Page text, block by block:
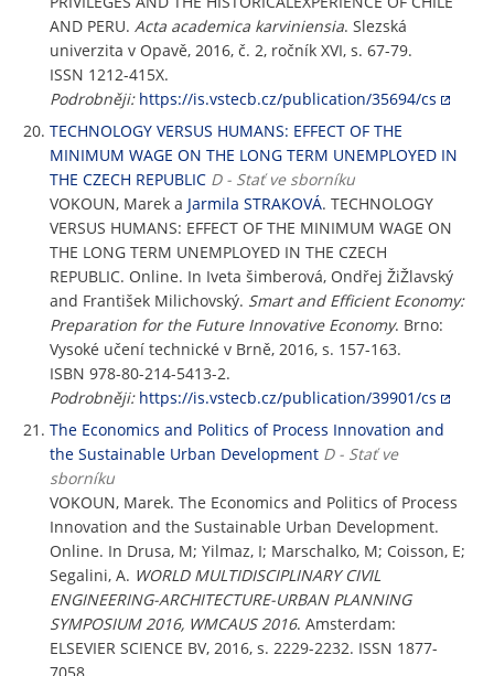
AND PERU. Acta academica karviniensia. Slezská
univerzita v Opavě, 2016, č. 2, ročník XVI, s. 67-79.
ISSN 1212-415X.
Podrobněji: https://is.vstecb.cz/publication/35694/cs
TECHNOLOGY VERSUS HUMANS: EFFECT OF THE
MINIMUM WAGE ON THE LONG TERM UNEMPLOYED IN
THE CZECH REPUBLIC D - Stať ve sborníku
VOKOUN, Marek a Jarmila STRAKOVÁ. TECHNOLOGY
VERSUS HUMANS: EFFECT OF THE MINIMUM WAGE ON
THE LONG TERM UNEMPLOYED IN THE CZECH
REPUBLIC. Online. In Iveta šimberová, Ondřej ŽiŽlavský
and František Milichovský. Smart and Efficient Economy:
Preparation for the Future Innovative Economy. Brno:
Vysoké učení technické v Brně, 2016, s. 157-163.
ISBN 978-80-214-5413-2.
Podrobněji: https://is.vstecb.cz/publication/39901/cs
The Economics and Politics of Process Innovation and
the Sustainable Urban Development D - Stať ve
sborníku
VOKOUN, Marek. The Economics and Politics of Process
Innovation and the Sustainable Urban Development.
Online. In Drusa, M; Yilmaz, I; Marschalko, M; Coisson, E;
Segalini, A. WORLD MULTIDISCIPLINARY CIVIL
ENGINEERING-ARCHITECTURE-URBAN PLANNING
SYMPOSIUM 2016, WMCAUS 2016. Amsterdam:
ELSEVIER SCIENCE BV, 2016, s. 2229-2232. ISSN 1877-
7058.